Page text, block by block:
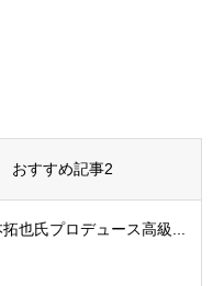
おすすめ記事2
也氏プロデュース高級...